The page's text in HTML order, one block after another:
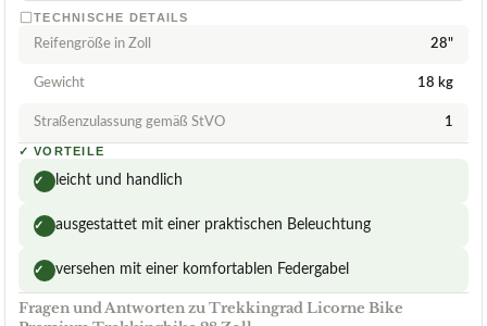
TECHNISCHE DETAILS
Reifengröße in Zoll 28"
Gewicht 18 kg
Straßenzulassung gemäß StVO 1
✓ VORTEILE
✓ leicht und handlich
✓ ausgestattet mit einer praktischen Beleuchtung
✓ versehen mit einer komfortablen Federgabel
Fragen und Antworten zu Trekkingrad Licorne Bike